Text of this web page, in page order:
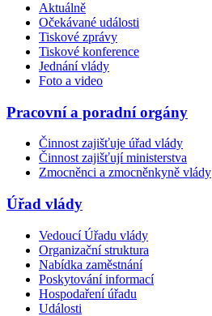
Aktuálně
Očekávané události
Tiskové zprávy
Tiskové konference
Jednání vlády
Foto a video
Pracovní a poradní orgány
Činnost zajišťuje úřad vlády
Činnost zajišťují ministerstva
Zmocněnci a zmocněnkyně vlády
Úřad vlády
Vedoucí Úřadu vlády
Organizační struktura
Nabídka zaměstnání
Poskytování informací
Hospodaření úřadu
Události